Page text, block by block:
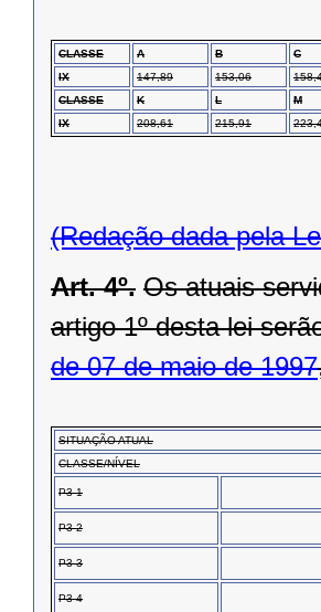
CLASSE A B C
IX
147,89 153,06
CLASSE
K L M
IX
208,61 215,91
(Redação dada pela
Art. 4º. Os atuais
artigo 1º desta lei
de 07 de maio de 1997
SITUAÇÃO ATUAL
CLASSE/NÍVEL
P3-1
P3-2
P3-3
P3-4